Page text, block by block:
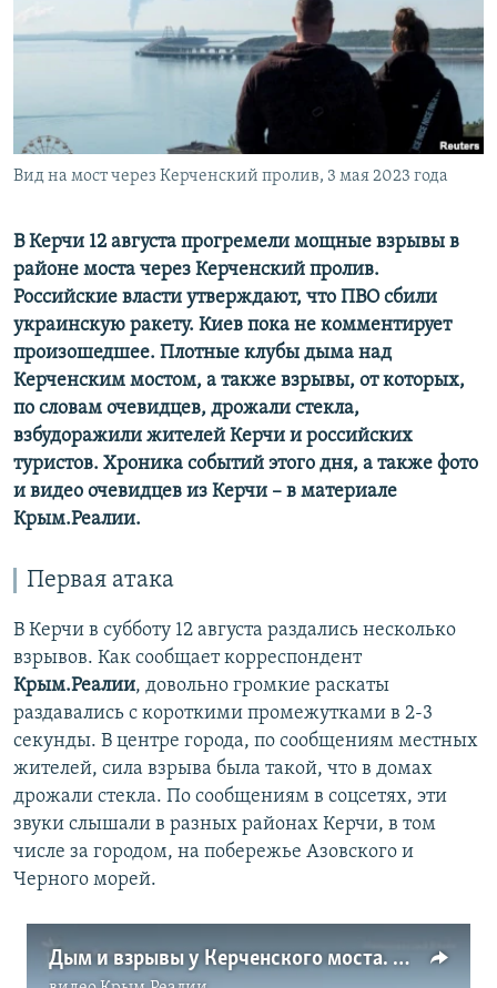
ПРОПАВШИЕ БЕЗ ВЕСТИ
ПОБЕДИТЕЛЕЙ НЕ СУДЯТ?
ELIFBE
УКРАИНСКАЯ ПРОБЛЕМА КРЫМА
ПРИСОЕДИНЯЙТЕСЬ!
Вид на мост через Керченский пролив, 3 мая 2023 года
В Керчи 12 августа прогремели мощные взрывы в
районе моста через Керченский пролив.
Российские власти утверждают, что ПВО сбили
украинскую ракету. Киев пока не комментирует
произошедшее. Плотные клубы дыма над
Керченским мостом, а также взрывы, от которых,
по словам очевидцев, дрожали стекла,
взбудоражили жителей Керчи и российских
туристов. Хроника событий этого дня, а также фото
и видео очевидцев из Керчи – в материале
Крым.Реалии.
Первая атака
В Керчи в субботу 12 августа раздались несколько
взрывов. Как сообщает корреспондент
Крым.Реалии, довольно громкие раскаты
раздавались с короткими промежутками в 2-3
секунды. В центре города, по сообщениям местных
жителей, сила взрыва была такой, что в домах
дрожали стекла. По сообщениям в соцсетях, эти
звуки слышали в разных районах Керчи, в том
числе за городом, на побережье Азовского и
Черного морей.
Дым и взрывы у Керченского моста. Что случилось?